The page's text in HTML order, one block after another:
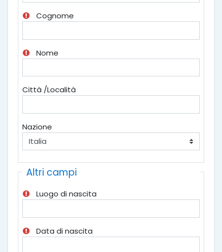
Cognome
Nome
Città /Località
Nazione
Altri campi
Luogo di nascita
Data di nascita